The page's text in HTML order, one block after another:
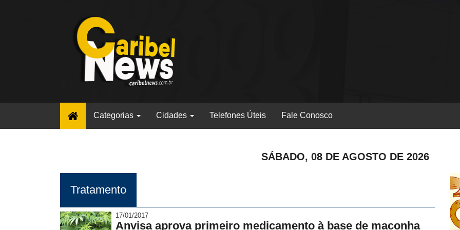
(current)Categorias Cidades Telefones Úteis Fale Conosco
SÁBADO, 08 DE AGOSTO DE 2026
Tratamento
17/01/2017
Anvisa aprova primeiro medicamento à base de maconha